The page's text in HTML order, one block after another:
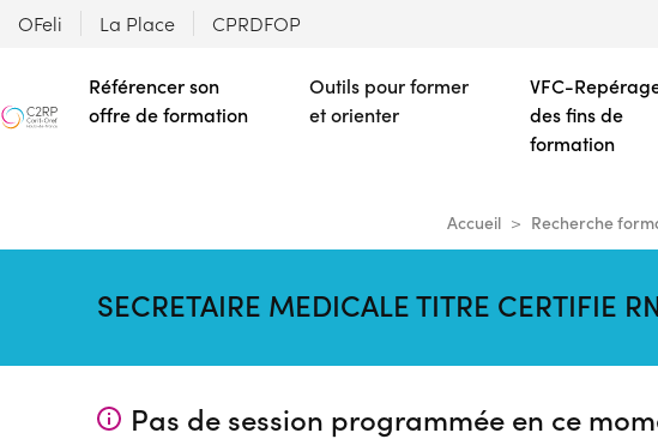
OFeli La Place CPRDFOP
Référencer son
offre de formation
Outils pour former
et orienter
VFC-
des fins de
formation
Accueil Recherche
SECRETAIRE MEDICALE TITRE CERTIFIE
Pas de session programmée en ce